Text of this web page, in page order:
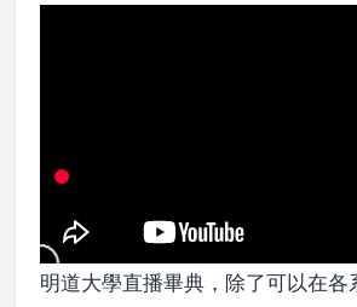
明道大學直播畢典，除了可以在各